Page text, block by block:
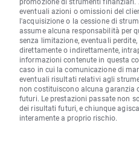
eventuali azioni o omissioni del
l'acquisizione o la cessione di
assume alcuna responsabilità per
senza limitazione, eventuali
direttamente o indirettamente,
informazioni contenute in questa
caso in cui la comunicazione di
eventuali risultati relativi agli
non costituiscono alcuna garanzia
futuri. Le prestazioni passate non
dei risultati futuri, e chiunque
interamente a proprio rischio.